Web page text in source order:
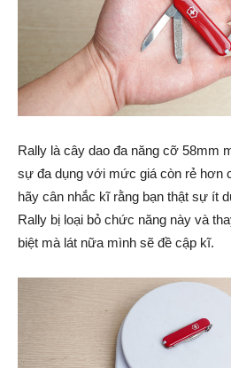
Rally là cây dao đa năng cỡ 58mm
sự đa dụng với mức giá còn rẻ hơn
hãy cân nhắc kĩ rằng bạn thật sự ít
Rally bị loại bỏ chức năng này và
biệt mà lát nữa mình sẽ đề cập kĩ.